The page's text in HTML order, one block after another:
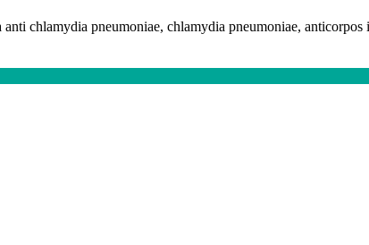
anti chlamydia pneumoniae, chlamydia pneumoniae, anticorpos